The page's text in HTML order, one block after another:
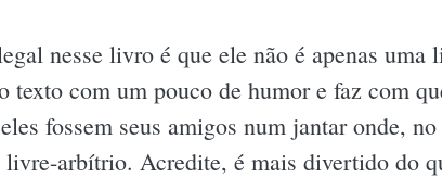
nesse livro é que ele não é apenas
texto com um pouco de humor e faz com
fossem seus amigos num jantar onde,
livre-arbítrio. Acredite, é mais divertido do